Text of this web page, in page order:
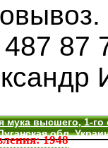
87
1948
мука высшего, 1-го
обл,